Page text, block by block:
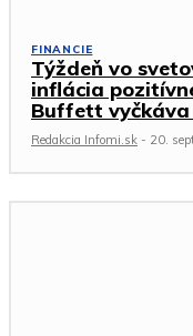
FINANCIE
Týždeň vo
inflácia
Buffett vyčkáva
Redakcia Infomi.sk - 20.